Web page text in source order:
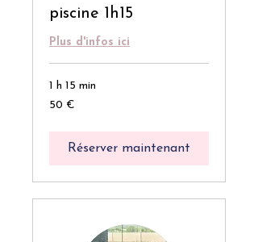
piscine 1h15
Plus d'infos ici
1 h 15 min
50
euros
50 €
Réserver maintenant